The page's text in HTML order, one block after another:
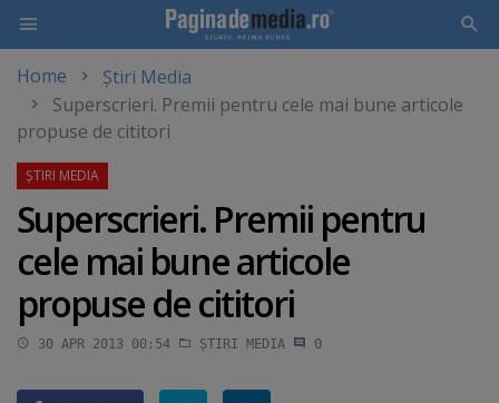
main
content
Home
Știri Media
Superscrieri. Premii pentru cele mai bune articole
propuse de cititori
Superscrieri. Premii pentru
cele mai bune articole
propuse de cititori
30 APR 2013 00:54 ȘTIRI MEDIA 0